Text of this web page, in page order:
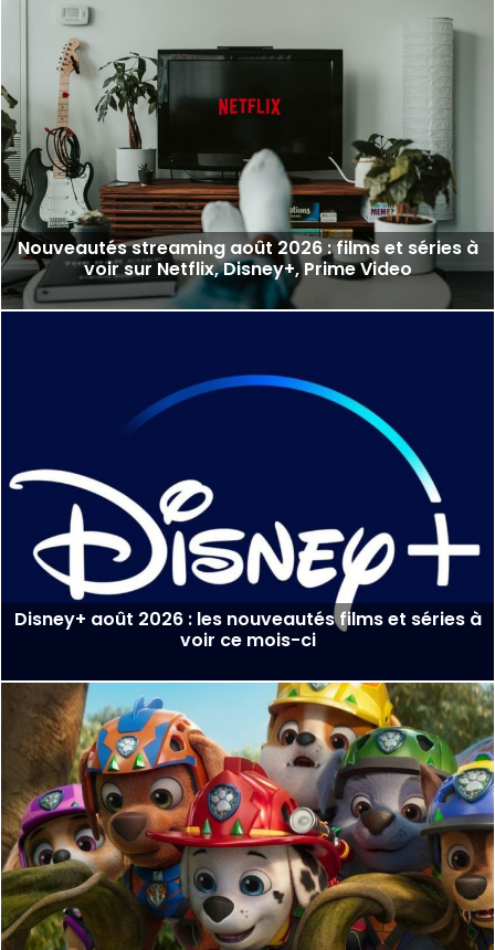
Nouveautés streaming août 2026 : films et séries à
voir sur Netflix, Disney+, Prime Video
Disney+ août 2026 : les nouveautés films et séries à
voir ce mois-ci